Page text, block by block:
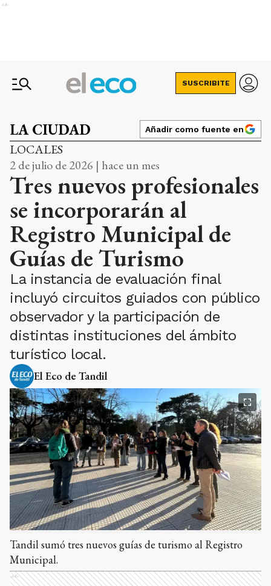
Ads
SUSCRIBITE
LA CIUDAD Añadir como fuente en
LOCALES
2 de julio de 2026 | hace un mes
Tres nuevos profesionales
se incorporarán al
Registro Municipal de
Guías de Turismo
La instancia de evaluación final
incluyó circuitos guiados con público
observador y la participación de
distintas instituciones del ámbito
turístico local.
El Eco de Tandil
Tandil sumó tres nuevos guías de turismo al Registro
Municipal.
Ads